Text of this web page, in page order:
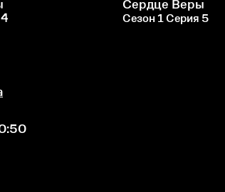
Сердце Веры
Сезон 1 Серия 5